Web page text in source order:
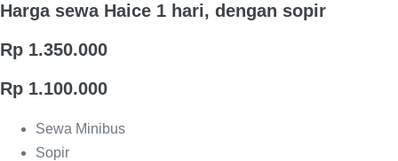
Harga sewa Haice 1 hari, dengan sopir
Rp 1.350.000
Rp 1.100.000
Sewa Minibus
Sopir